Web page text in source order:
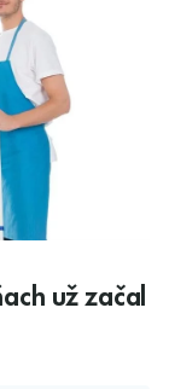
už začal